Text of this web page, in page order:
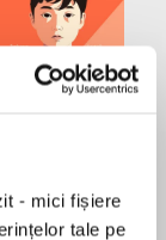
- mici fișiere
tale pe